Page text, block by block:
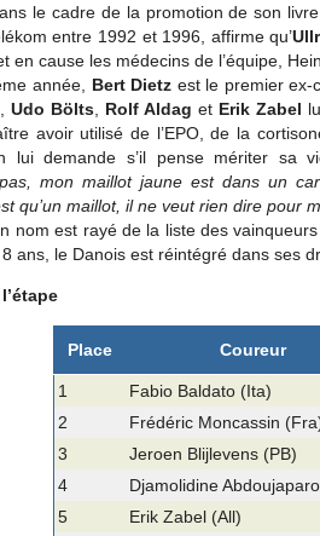
le cadre de la promotion de son
entre 1992 et 1996, affirme qu’
en cause les médecins de l’équipe,
année, Bert Dietz est le premier ex-
,Udo Bölts Rolf Aldag et Erik Zabel
avoir utilisé de l’EPO, de la
lui demande s’il pense mériter sa
mon maillot jaune est dans un
qu’un maillot, il ne veut rien dire pour
nom est rayé de la liste des
ans, le Danois est réintégré dans ses
Place Coureur
1 Fabio Baldato (Ita)
2
Frédéric Moncassin
3
Jeroen Blijlevens (PB)
4
Djamolidine
5
Erik Zabel (All)